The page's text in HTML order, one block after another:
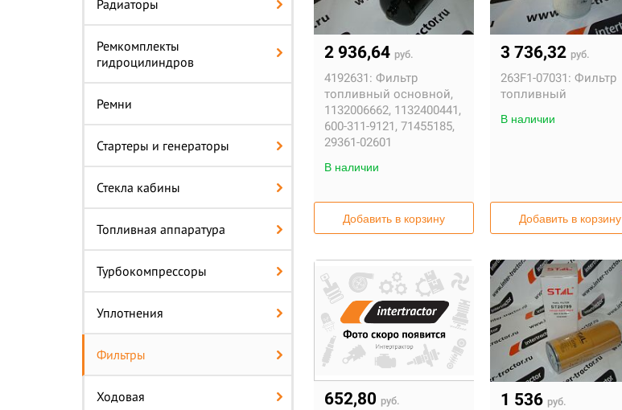
Радиаторы
Ремкомплекты
гидроцилиндров
Ремни
Стартеры и генераторы
Стекла кабины
Топливная аппаратура
Турбокомпрессоры
Уплотнения
Фильтры
Ходовая
2 936,64 руб.
4192631: Фильтр
топливный основной,
1132006662, 1132400441,
600-311-9121, 71455185,
29361-02601
В наличии
Добавить в корзину
3 736,32 руб.
263F1-07031: Фильтр
топливный
В наличии
Добавить в корзину
652,80 руб. 1 536 руб.